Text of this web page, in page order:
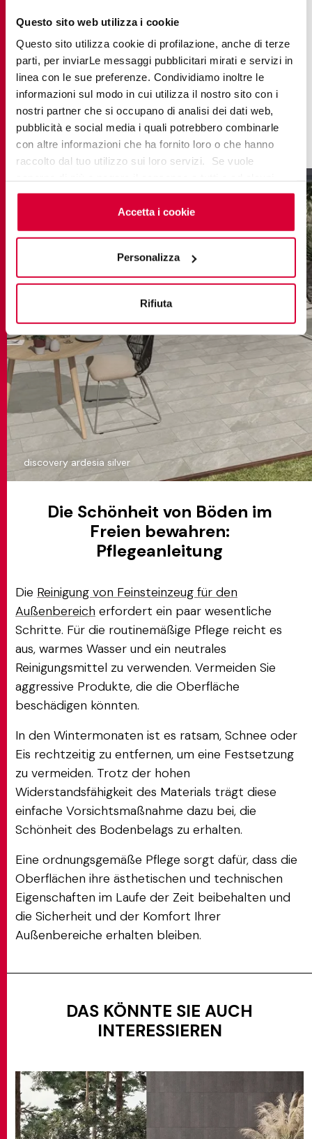
Questo sito web utilizza i cookie
Questo sito utilizza cookie di profilazione, anche di terze
parti, per inviarLe messaggi pubblicitari mirati e servizi in
linea con le sue preferenze. Condividiamo inoltre le
informazioni sul modo in cui utilizza il nostro sito con i
nostri partner che si occupano di analisi dei dati web,
pubblicità e social media i quali potrebbero combinarle
con altre informazioni che ha fornito loro o che hanno
raccolto dal tuo utilizzo sui loro servizi. Se vuole
cookieclicchi qui. Il consenso può essere espresso
cliccando sul tasto “Accetta i cookie”. Se non vuole i
cookie di profilazione può negare il consenso sul tasto
Accetta i cookie
Personalizza
Rifiuta
discovery ardesia silver
können Sie mit derMatch App für die
Bodensimulationjede Kombination in der Vorschau
ansehen. Mit diesem Tool können Sie direkt in
Ihrem eigenen Raum mit verschiedenen Lösungen
experimentieren, was die Wahl des idealen
Bodenbelags für Ihre Terrasse oder Ihren Balkon
erleichtert.
Die Schönheit von Böden im
Freien bewahren:
Pflegeanleitung
Die Reinigung von Feinsteinzeug für den
Außenbereich erfordert ein paar wesentliche
Schritte. Für die routinemäßige Pflege reicht es
aus, warmes Wasser und ein neutrales
Reinigungsmittel zu verwenden. Vermeiden Sie
aggressive Produkte, die die Oberfläche
beschädigen könnten.
In den Wintermonaten ist es ratsam, Schnee oder
Eis rechtzeitig zu entfernen, um eine Festsetzung
zu vermeiden. Trotz der hohen
Widerstandsfähigkeit des Materials trägt diese
einfache Vorsichtsmaßnahme dazu bei, die
Schönheit des Bodenbelags zu erhalten.
Eine ordnungsgemäße Pflege sorgt dafür, dass die
Oberflächen ihre ästhetischen und technischen
Eigenschaften im Laufe der Zeit beibehalten und
die Sicherheit und der Komfort Ihrer
Außenbereiche erhalten bleiben.
DAS KÖNNTE SIE AUCH
INTERESSIEREN